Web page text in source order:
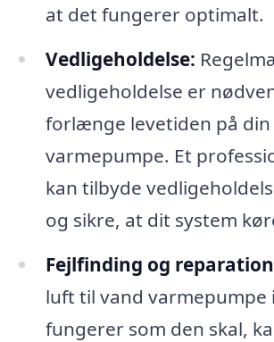
at det fungerer optimalt.
Vedligeholdelse:
vedligeholdelse er
forlænge levetiden på din
varmepumpe. Et
kan tilbyde
og sikre, at dit system
Fejlfinding og
luft til vand varmepumpe
fungerer som den skal,